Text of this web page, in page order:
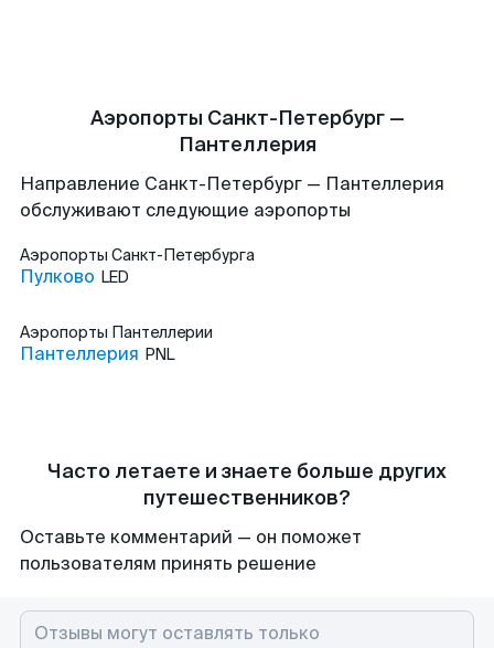
Аэропорты Санкт-Петербург —
Пантеллерия
Направление Санкт-Петербург — Пантеллерия
обслуживают следующие аэропорты
Аэропорты Санкт-Петербурга
Пулково LED
Аэропорты Пантеллерии
Пантеллерия PNL
Часто летаете и знаете больше других
путешественников?
Оставьте комментарий — он поможет
пользователям принять решение